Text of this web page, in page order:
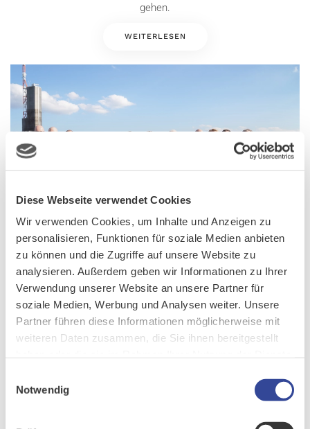
Diese Webseite verwendet Cookies
Wir verwenden Cookies, um Inhalte und Anzeigen zu
personalisieren, Funktionen für soziale Medien anbieten
zu können und die Zugriffe auf unsere Website zu
analysieren. Außerdem geben wir Informationen zu Ihrer
Verwendung unserer Website an unsere Partner für
soziale Medien, Werbung und Analysen weiter. Unsere
Partner führen diese Informationen möglicherweise mit
weiteren Daten zusammen, die Sie ihnen bereitgestellt
Notwendig
gehen.
WEITERLESEN
Neue Perspektiven über
den Dächern Frankfurts:
Erfolgreiche Premiere der
CURSOR Leaders Lounge